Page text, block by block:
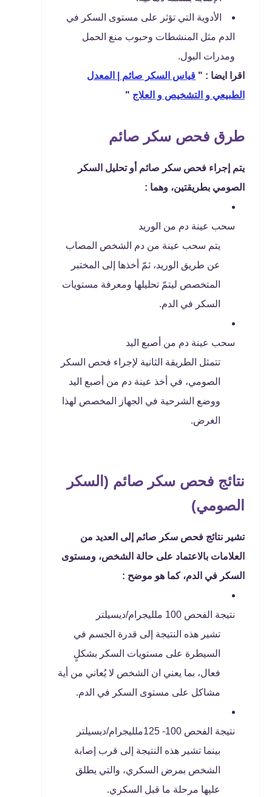
الأدوية التي تؤثر على مستوى السكر في
الدم مثل المنشطات وحبوب منع الحمل
ومدرات البول.
اقرا ايضا : " قياس السكر صائم | المعدل
الطبيعي و التشخيص و العلاج "
طرق فحص سكر صائم
يتم إجراء فحص سكر صائم أو تحليل السكر
الصومي بطريقتين، وهما :
سحب عينة دم من الوريد
يتم سحب عينة من دم الشخص المصاب
عن طريق الوريد، ثمّ أخذها إلى المختبر
المتخصص ليتمّ تحليلها ومعرفة مستويات
السكر في الدم.
سحب عينة دم من أصبع اليد
تتمثل الطريقة الثانية لإجراء فحص السكر
الصومي، في أخذ عينة دم من أصبع اليد
ووضع الشرحية في الجهاز المخصص لهذا
الغرض.
نتائج فحص سكر صائم (السكر
الصومي)
تشير نتائج فحص سكر صائم إلى العديد من
العلامات بالاعتماد على حالة الشخص، ومستوى
السكر في الدم، كما هو موضح :
نتيجة الفحص 100 ملليجرام/ديسيلتر
تشير هذه النتيجة إلى قدرة الجسم في
السيطرة على مستويات السكر بشكلٍ
فعال، بما يعني ان الشخص لا يُعاني من أية
مشاكل على مستوى السكر في الدم.
نتيجة الفحص 100- 125ملليجرام/ديسيلتر
بينما تشير هذه النتيجة إلى قرب إصابة
الشخص بمرض السكري، والتي يطلق
عليها مرحلة ما قبل السكري.